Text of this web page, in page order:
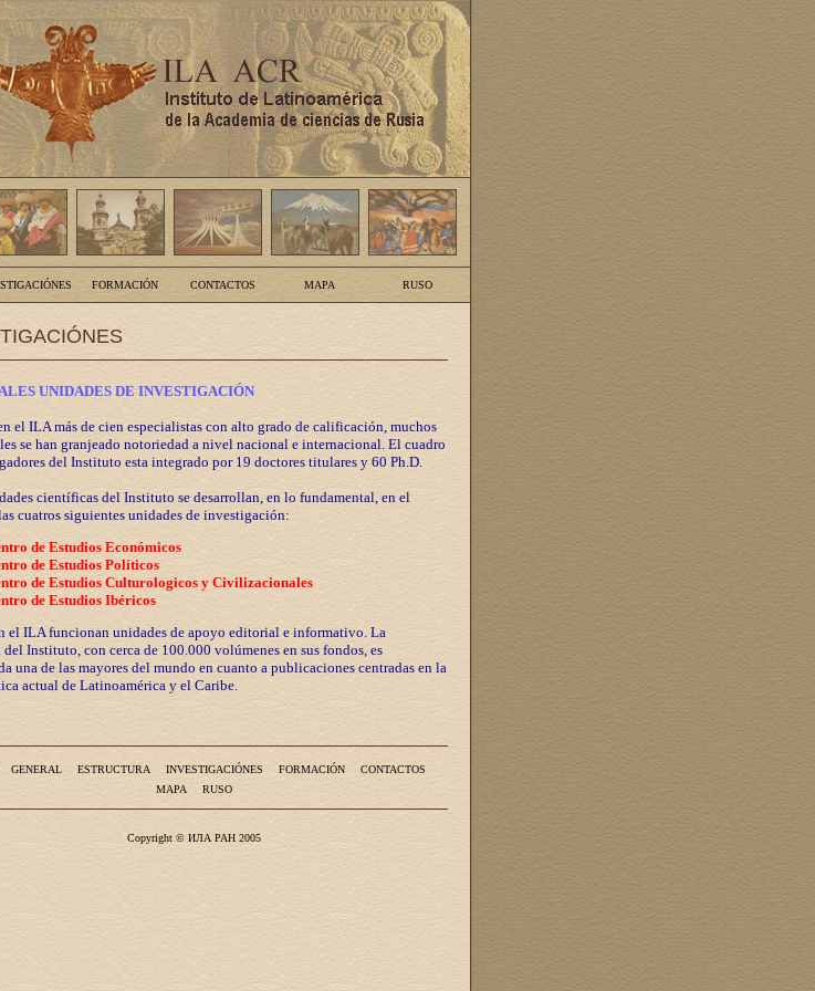
FORMACIÓN CONTACTOS MAPA RUSO
UNIDADES DE INVESTIGACIÓN
el ILA más de cien especialistas con alto grado de calificación, muchos
se han granjeado notoriedad a nivel nacional e internacional. El cuadro
del Instituto esta integrado por 19 doctores titulares y 60 Ph.D.
científicas del Instituto se desarrollan, en lo fundamental, en el
cuatros siguientes unidades de investigación:
de Estudios Económicos
de Estudios Políticos
de Estudios Culturologicos y Civilizacionales
de Estudios Ibéricos
el ILA funcionan unidades de apoyo editorial e informativo. La
Instituto, con cerca de 100.000 volúmenes en sus fondos, es
una de las mayores del mundo en cuanto a publicaciones centradas en la
actual de Latinoamérica y el Caribe.
GENERAL ESTRUCTURA INVESTIGACIÓNES FORMACIÓN
CONTACTOS
MAPA
RUSO
Copyright © ИЛА РАН 2005